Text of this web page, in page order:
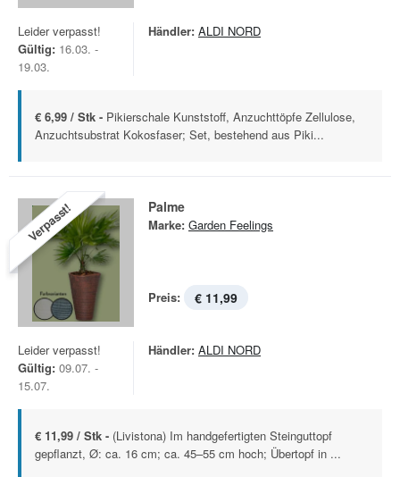
Leider verpasst!
Gültig: 16.03. -
19.03.
Händler: ALDI NORD
€ 6,99 / Stk - Pikierschale Kunststoff, Anzuchttöpfe Zellulose,
Anzuchtsubstrat Kokosfaser; Set, bestehend aus Piki...
Verpasst! Palme
Marke: Garden Feelings
Preis: € 11,99
Leider verpasst!
Gültig: 09.07. -
15.07.
Händler: ALDI NORD
€ 11,99 / Stk - (Livistona) Im handgefertigten Steinguttopf
gepflanzt, Ø: ca. 16 cm; ca. 45–55 cm hoch; Übertopf in ...